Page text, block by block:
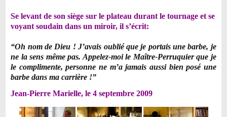
Se levant de son siège sur le plateau durant le tournage et se
voyant soudain dans un miroir, il s’écrit:
“Oh nom de Dieu ! J’avais oublié que je portais une barbe, je
ne la sens même pas. Appelez-moi le Maître-Perruquier que je
le complimente, personne ne m’a jamais aussi bien posé une
barbe dans ma carrière !”
Jean-Pierre Marielle, le 4 septembre 2009